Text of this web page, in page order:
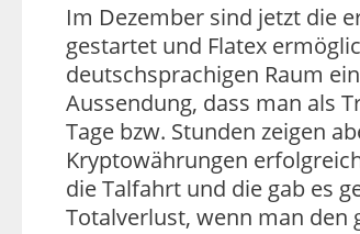
Im Dezember sind jetzt die
gestartet und Flatex
deutschsprachigen Raum
Aussendung, dass man als
Tage bzw. Stunden zeigen
Kryptowährungen
die Talfahrt und die gab es
Totalverlust, wenn man den